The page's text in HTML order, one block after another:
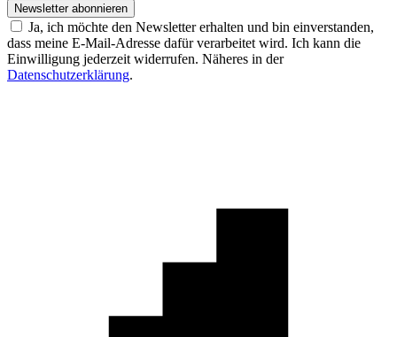
Newsletter abonnieren
Ja, ich möchte den Newsletter erhalten und bin einverstanden,
dass meine E-Mail-Adresse dafür verarbeitet wird. Ich kann die
Einwilligung jederzeit widerrufen. Näheres in der
Datenschutzerklärung.